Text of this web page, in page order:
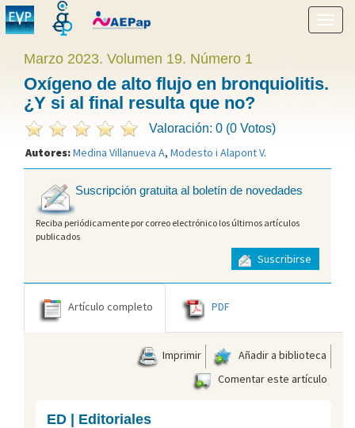
menú
Marzo 2023. Volumen 19. Número 1
Oxígeno de alto flujo en bronquiolitis.
¿Y si al final resulta que no?
Valoración: 0 (0 Votos)
Autores:Medina Villanueva A, Modesto i Alapont V.
Suscripción gratuita al boletín de novedades
Reciba periódicamente por correo electrónico los últimos artículos
publicados
Suscribirse
Artículo completo PDF
Imprimir
Añadir a biblioteca
Comentar este artículo
ED | Editoriales